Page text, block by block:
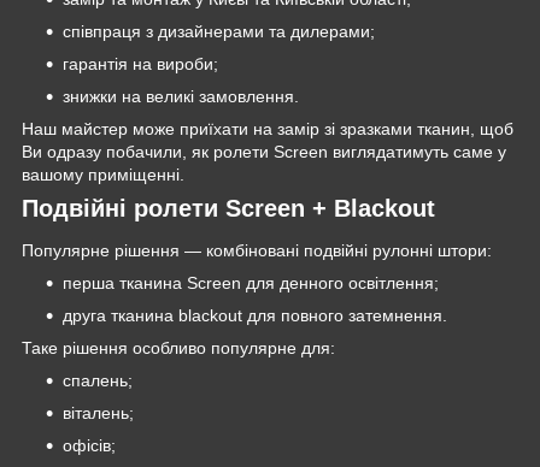
співпраця з дизайнерами та дилерами;
гарантія на вироби;
знижки на великі замовлення.
Наш майстер може приїхати на замір зі зразками тканин, щоб
Ви одразу побачили, як ролети Screen виглядатимуть саме у
вашому приміщенні.
Подвійні ролети Screen + Blackout
Популярне рішення — комбіновані подвійні рулонні штори:
перша тканина Screen для денного освітлення;
друга тканина blackout для повного затемнення.
Таке рішення особливо популярне для:
спалень;
віталень;
офісів;